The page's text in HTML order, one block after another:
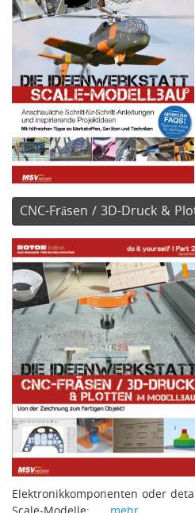
CNC-Fräsen / 3D-Druck &
Elektronikkomponenten oder